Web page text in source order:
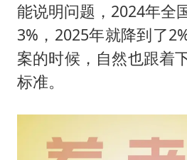
能说明问题，2024年全
3%，2025年就降到了
案的时候，自然也跟着
标准。